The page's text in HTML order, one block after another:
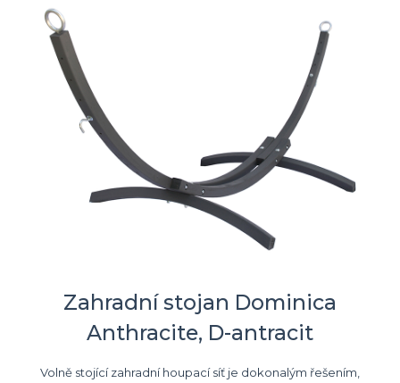
Zahradní stojan Dominica
Anthracite, D-antracit
Volně stojící zahradní houpací síť je dokonalým řešením,